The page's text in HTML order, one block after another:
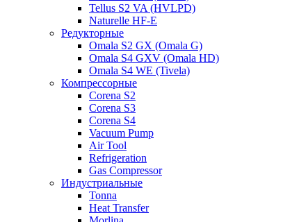
Tellus S2 VA (HVLPD)
Naturelle HF-E
Редукторные
Omala S2 GX (Omala G)
Omala S4 GXV (Omala HD)
Omala S4 WE (Tivela)
Компрессорные
Corena S2
Corena S3
Corena S4
Vacuum Pump
Air Tool
Refrigeration
Gas Compressor
Индустриальные
Tonna
Heat Transfer